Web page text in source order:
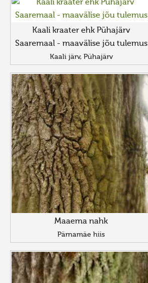
Kaali kraater ehk Pühajärv
Saaremaal - maavälise jõu tulemus
Kaali järv, Pühajärv
Maaema nahk
Pärnamäe hiis